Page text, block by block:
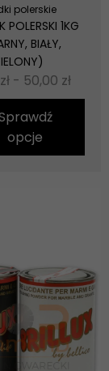
polerskie
POLERSKI 1KG
BIAŁY,
zł - 50,00 zł
opcje